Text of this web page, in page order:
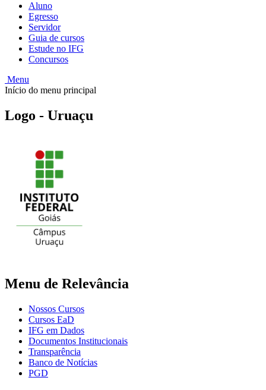
Aluno
Egresso
Servidor
Guia de cursos
Estude no IFG
Concursos
Menu
Início do menu principal
Logo - Uruaçu
Menu de Relevância
Nossos Cursos
Cursos EaD
IFG em Dados
Documentos Institucionais
Transparência
Banco de Notícias
PGD